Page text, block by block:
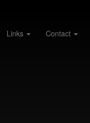
Links Contact